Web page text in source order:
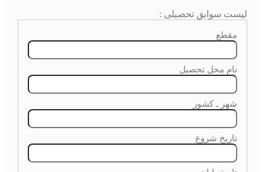
لیست سوابق تحصیلی :